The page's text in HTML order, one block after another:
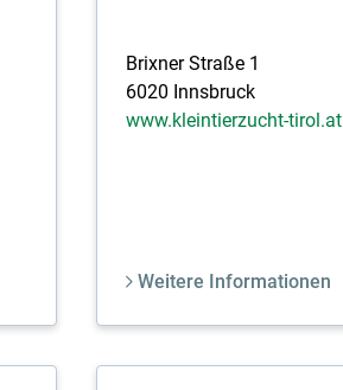
Brixner Straße 1
6020 Innsbruck
www.kleintierzucht-tirol.at
Weitere Informationen